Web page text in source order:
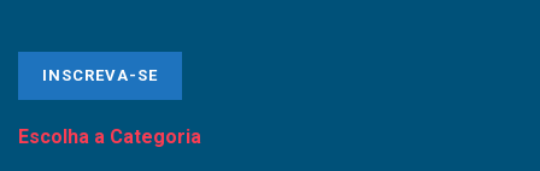
Escolha a Categoria